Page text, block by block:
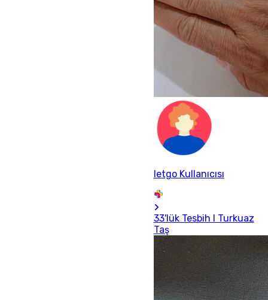
letgo Kullanıcısı
33'lük Tesbih I Turkuaz
Taş